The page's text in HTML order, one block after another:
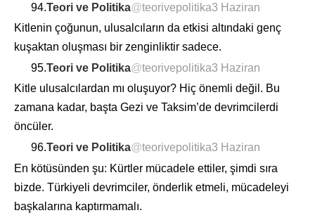
94.Teori ve Politika@teorivepolitika3 Haziran
Kitlenin çoğunun, ulusalcıların da etkisi altındaki genç
kuşaktan oluşması bir zenginliktir sadece.
95.Teori ve Politika@teorivepolitika3 Haziran
Kitle ulusalcılardan mı oluşuyor? Hiç önemli değil. Bu
zamana kadar, başta Gezi ve Taksim’de devrimcilerdi
öncüler.
96.Teori ve Politika@teorivepolitika3 Haziran
En kötüsünden şu: Kürtler mücadele ettiler, şimdi sıra
bizde. Türkiyeli devrimciler, önderlik etmeli, mücadeleyi
başkalarına kaptırmamalı.